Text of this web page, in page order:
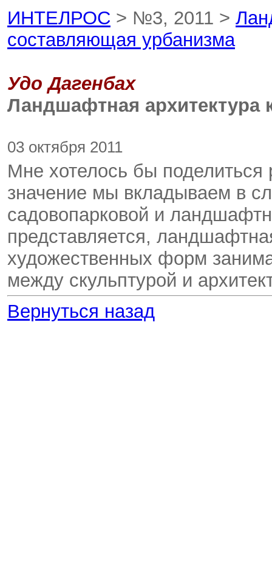
ИНТЕЛРОС > №3, 2011 >
составляющая урбанизма
Удо Дагенбах
Ландшафтная архитектура
03 октября 2011
Мне хотелось бы
значение мы вкладываем в
садовопарковой и
представляется,
художественных форм
между скульптурой и
Вернуться назад